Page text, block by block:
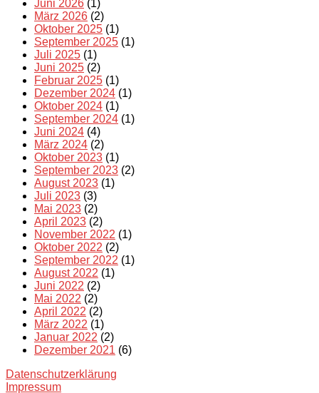
Juni 2026 (1)
März 2026 (2)
Oktober 2025 (1)
September 2025 (1)
Juli 2025 (1)
Juni 2025 (2)
Februar 2025 (1)
Dezember 2024 (1)
Oktober 2024 (1)
September 2024 (1)
Juni 2024 (4)
März 2024 (2)
Oktober 2023 (1)
September 2023 (2)
August 2023 (1)
Juli 2023 (3)
Mai 2023 (2)
April 2023 (2)
November 2022 (1)
Oktober 2022 (2)
September 2022 (1)
August 2022 (1)
Juni 2022 (2)
Mai 2022 (2)
April 2022 (2)
März 2022 (1)
Januar 2022 (2)
Dezember 2021 (6)
Datenschutzerklärung
Impressum